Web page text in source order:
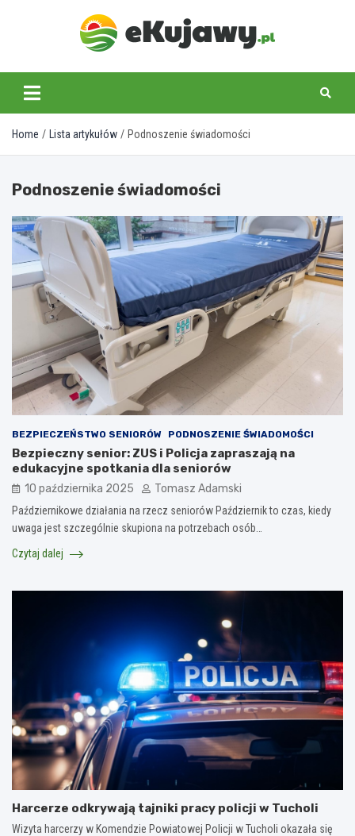
ekujawy.pl
Home Lista artykułów Podnoszenie świadomości
Podnoszenie świadomości
BEZPIECZEŃSTWO SENIORÓW PODNOSZENIE ŚWIADOMOŚCI
Bezpieczny senior: ZUS i Policja zapraszają na
edukacyjne spotkania dla seniorów
10 października 2025 Tomasz Adamski
Październikowe działania na rzecz seniorów Październik to czas, kiedy
uwaga jest szczególnie skupiona na potrzebach osób…
Czytaj dalej
Harcerze odkrywają tajniki pracy policji w Tucholi
Wizyta harcerzy w Komendzie Powiatowej Policji w Tucholi okazała się